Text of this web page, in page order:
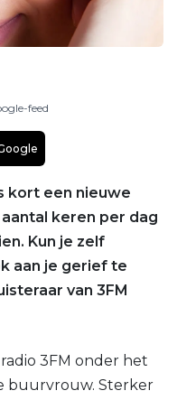
feed
kort een nieuwe
keren per dag
Kun je zelf
aan je gerief te
van 3FM
3FM onder het
buurvrouw. Sterker